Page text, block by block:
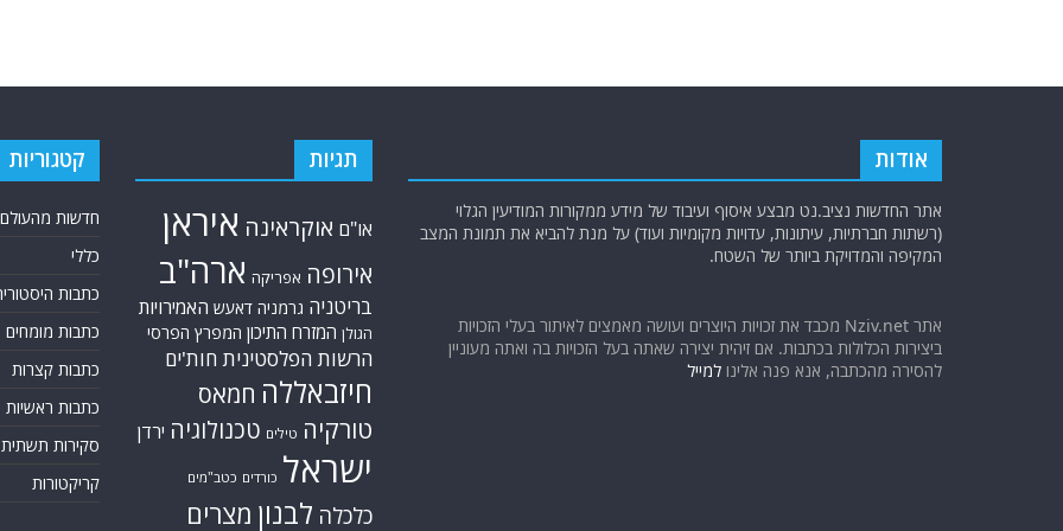
אודות
אתר החדשות נציב.נט מבצע איסוף ועיבוד של מידע ממקורות המודיעין הגלוי
(רשתות חברתיות, עיתונות, עדויות מקומיות ועוד) על מנת להביא את תמונת המצב
המקיפה והמדויקת ביותר של השטח.
אתר Nziv.net מכבד את זכויות היוצרים ועושה מאמצים לאיתור בעלי הזכויות
ביצירות הכלולות בכתבות. אם זיהית יצירה שאתה בעל הזכויות בה ואתה מעוניין
להסירה מהכתבה, אנא פנה אלינו למייל
תגיות
או"ם אוקראינה איראן
אירופה אפריקה ארה"ב
בריטניה גרמניה דאעש האמירויות
הגולן המזרח התיכון המפרץ הפרסי
הרשות הפלסטינית חות'ים
חיזבאללה חמאס
טורקיה טילים טכנולוגיה ירדן
ישראל כורדים כטב"מים
כלכלה לבנון מצרים
קטגוריות
חדשות מהעולם
כללי
כתבות
כתבות מומחים
כתבות קצרות
כתבות ראשיות
סקירות תשתית
קריקטורות